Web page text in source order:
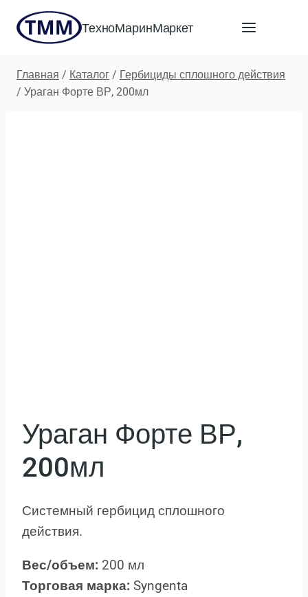
Перейти
ТехноМаринМаркет
Главная / Каталог / Гербициды сплошного действия
/ Ураган Форте ВР, 200мл
Ураган Форте ВР,
200мл
Системный гербицид сплошного
действия.
Вес/объем: 200 мл
Торговая марка: Syngenta